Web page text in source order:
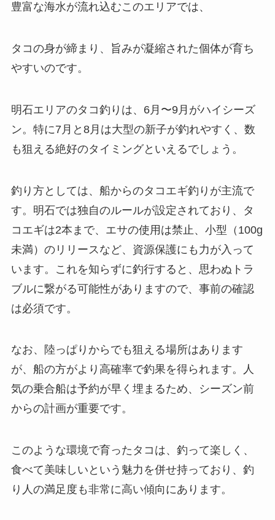
豊富な海水が流れ込むこのエリアでは、
タコの身が締まり、旨みが凝縮された個体が育ち
やすいのです。
明石エリアのタコ釣りは、6月〜9月がハイシーズ
ン。特に7月と8月は大型の新子が釣れやすく、数
も狙える絶好のタイミングといえるでしょう。
釣り方としては、船からのタコエギ釣りが主流で
す。明石では独自のルールが設定されており、タ
コエギは2本まで、エサの使用は禁止、小型（100g
未満）のリリースなど、資源保護にも力が入って
います。これを知らずに釣行すると、思わぬトラ
ブルに繋がる可能性がありますので、事前の確認
は必須です。
なお、陸っぱりからでも狙える場所はあります
が、船の方がより高確率で釣果を得られます。人
気の乗合船は予約が早く埋まるため、シーズン前
からの計画が重要です。
このような環境で育ったタコは、釣って楽しく、
食べて美味しいという魅力を併せ持っており、釣
り人の満足度も非常に高い傾向にあります。